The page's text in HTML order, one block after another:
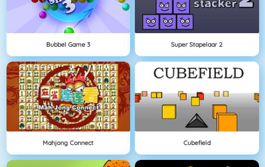
Bubbel Game 3 Super Stapelaar 2
Mahjong Connect Cubefield